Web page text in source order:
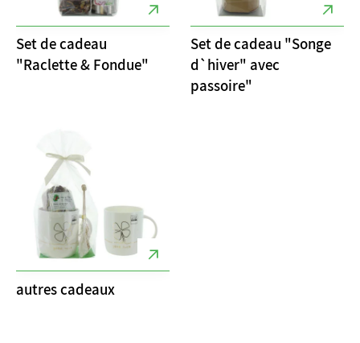
Set de cadeau
"Raclette & Fondue"
Set de cadeau "Songe
d`hiver" avec
passoire"
autres cadeaux